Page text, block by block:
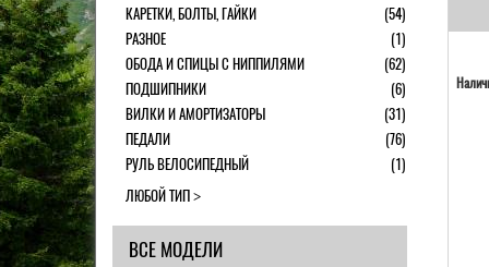
КАРЕТКИ, БОЛТЫ, ГАЙКИ
(54)
РАЗНОЕ
(1)
ОБОДА И СПИЦЫ С НИППИЛЯМИ
(62)
ПОДШИПНИКИ
(6)
ВИЛКИ И АМОРТИЗАТОРЫ
(31)
ПЕДАЛИ
(76)
РУЛЬ ВЕЛОСИПЕДНЫЙ
(1)
ЛЮБОЙ ТИП
ВСЕ МОДЕЛИ